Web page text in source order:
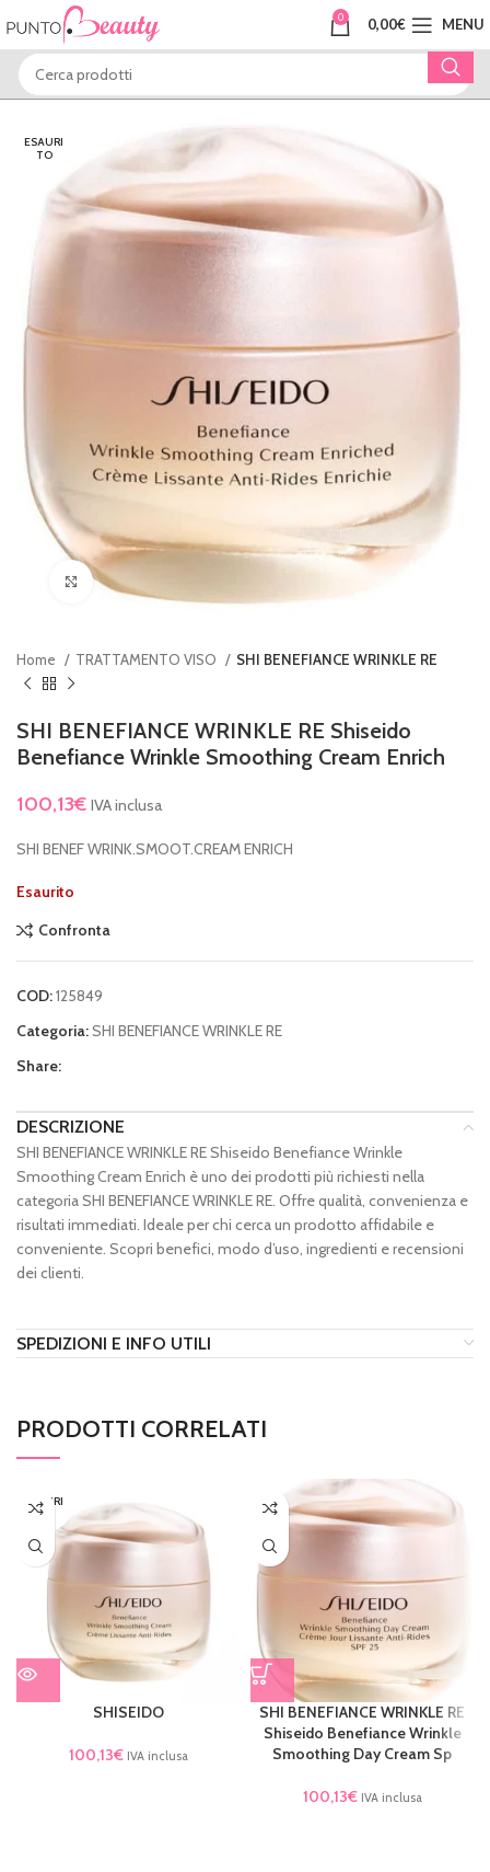
0 0,00€ MENU
ESAURI
TO
Clicca per ingrandire
Home TRATTAMENTO VISO SHI BENEFIANCE WRINKLE RE
SHI BENEFIANCE WRINKLE RE Shiseido
Benefiance Wrinkle Smoothing Cream Enrich
100,13€ IVA inclusa
SHI BENEF WRINK.SMOOT.CREAM ENRICH
Esaurito
Confronta
COD:125849
Categoria:SHI BENEFIANCE WRINKLE RE
Share:
DESCRIZIONE
SHI BENEFIANCE WRINKLE RE Shiseido Benefiance Wrinkle
Smoothing Cream Enrich è uno dei prodotti più richiesti nella
categoria SHI BENEFIANCE WRINKLE RE. Offre qualità, convenienza e
risultati immediati. Ideale per chi cerca un prodotto affidabile e
conveniente. Scopri benefici, modo d’uso, ingredienti e recensioni
dei clienti.
SPEDIZIONI E INFO UTILI
PRODOTTI CORRELATI
ESAURI
TO
SHISEIDO
100,13€ IVA inclusa
SHI BENEFIANCE WRINKLE RE
Shiseido Benefiance Wrinkle
Smoothing Day Cream Sp
100,13€ IVA inclusa